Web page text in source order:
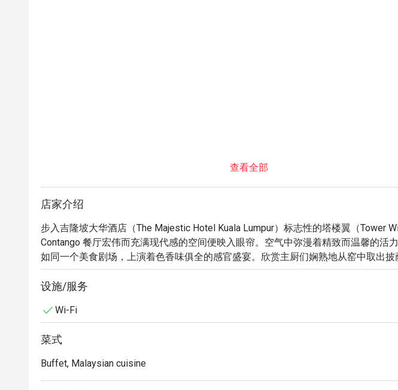
查看全部
店家介绍
步入吉隆坡大华酒店（The Majestic Hotel Kuala Lumpur）标志性的塔楼翼（Tower
Contango 餐厅宏伟而充满现代感的空间便映入眼帘。空气中弥漫着精致而温馨的活
如同一个美食剧场，上演着色香味俱全的感官盛宴。欣赏主厨们娴熟地从窑中取出披
下刺身、将肉排烤至完美。这是一场感官盛宴，一次屡获殊荣的用餐体验，能将每
珍藏的美好回忆。
无论您是想享用一顿快捷晚餐，还是悠享一个惬意的夜晚，这里的独特之处都将让您
“现场烹饪剧场”：开放式厨房让您身临其境，带来充满活力的沉浸式用餐体验。
“舌尖上的世界”：从最新鲜的日式海产、风味浓郁的马来西亚咖喱到经典的意大利菜
遍全球风味。
设施/服务
Wi-Fi
菜式
Buffet, Malaysian cuisine